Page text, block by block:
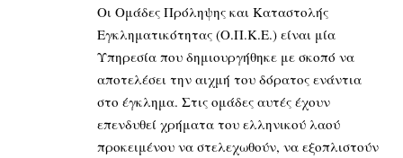
Οι Ομάδες Πρόληψης και Καταστολής
Εγκληματικότητας (Ο.Π.Κ.Ε.) είναι μία
Υπηρεσία που δημιουργήθηκε με σκοπό να
αποτελέσει την αιχμή του δόρατος ενάντια
στο έγκλημα. Στις ομάδες αυτές έχουν
επενδυθεί χρήματα του ελληνικού λαού
προκειμένου να στελεχωθούν, να εξοπλιστούν